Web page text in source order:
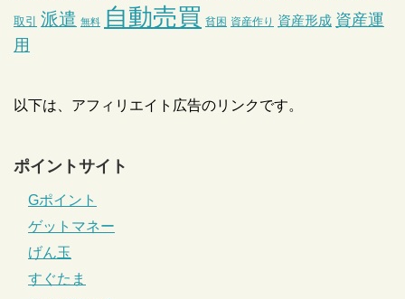
取引 派遣 無料 自動売買 貧困 資産作り 資産形成 資産運
用
以下は、アフィリエイト広告のリンクです。
ポイントサイト
Gポイント
ゲットマネー
げん玉
すぐたま